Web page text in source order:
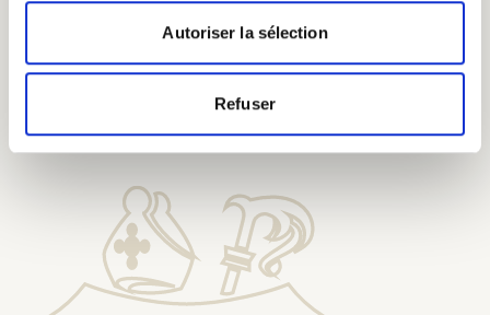
Autoriser la sélection
Refuser
Proef onze bieren bij onze